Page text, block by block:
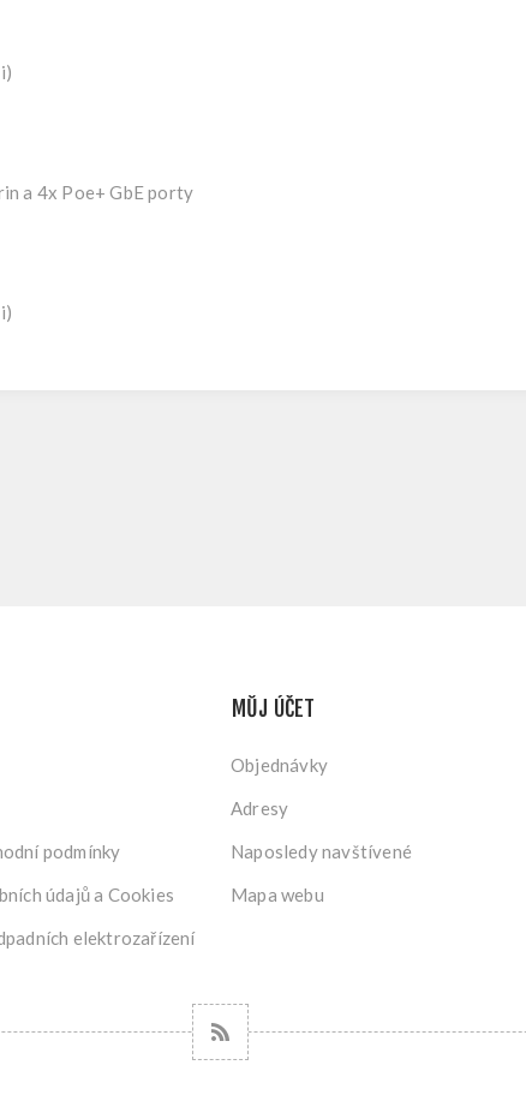
a 4x Poe+ GbE porty
podmínky
údajů a Cookies
elektrozařízení
MŮJ ÚČET
Objednávky
Adresy
Naposledy navštívené
Mapa webu